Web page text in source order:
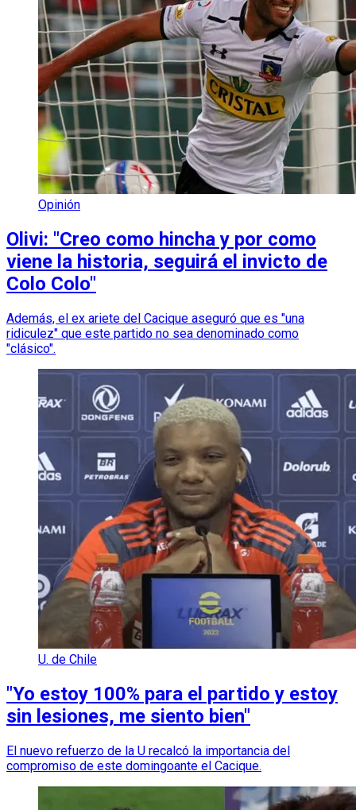
Opinión
Olivi: "Creo como hincha y por como
viene la historia, seguirá el invicto de
Colo Colo"
Además, el ex ariete del Cacique aseguró que es "una
ridiculez" que este partido no sea denominado como
"clásico".
U. de Chile
"Yo estoy 100% para el partido y estoy
sin lesiones, me siento bien"
El nuevo refuerzo de la U recalcó la importancia del
compromiso de este domingoante el Cacique.